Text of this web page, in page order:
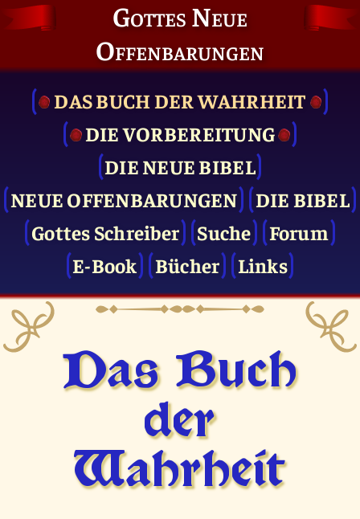
Gottes Neue
Offenbarungen
DAS BUCH DER WAHRHEIT
DIE VOR­BEREITUNG
DIE NEUE BIBEL
NEUE OFFENBARUNGEN
DIE BIBEL
Gottes Schreiber
Suche
Forum
E-Book
Bücher Links
Das Buch
der
Wahrheit